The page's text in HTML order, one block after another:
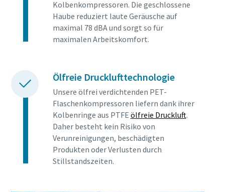
Kolbenkompressoren. Die geschlossene
Haube reduziert laute Geräusche auf
maximal 78 dBA und sorgt so für
maximalen Arbeitskomfort.
Ölfreie Drucklufttechnologie
Unsere ölfrei verdichtenden PET-
Flaschenkompressoren liefern dank ihrer
Kolbenringe aus PTFE ölfreie Druckluft.
Daher besteht kein Risiko von
Verunreinigungen, beschädigten
Produkten oder Verlusten durch
Stillstandszeiten.